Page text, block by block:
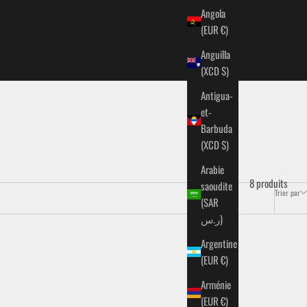
Angola
(EUR €)
Anguilla
(XCD $)
Antigua-
et-
Barbuda
(XCD $)
Arabie
saoudite
(SAR
ر.س)
Argentine
(EUR €)
Arménie
(EUR €)
Trier par
8 produits